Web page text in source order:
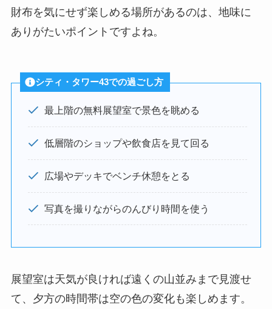
財布を気にせず楽しめる場所があるのは、地味に
ありがたいポイントですよね。
シティ・タワー43での過ごし方
最上階の無料展望室で景色を眺める
低層階のショップや飲食店を見て回る
広場やデッキでベンチ休憩をとる
写真を撮りながらのんびり時間を使う
展望室は天気が良ければ遠くの山並みまで見渡せ
て、夕方の時間帯は空の色の変化も楽しめます。